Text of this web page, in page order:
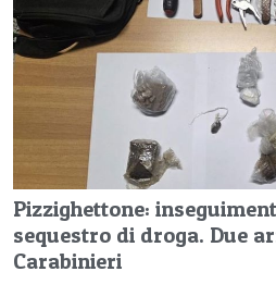
Pizzighettone:
sequestro di droga. Due
Carabinieri